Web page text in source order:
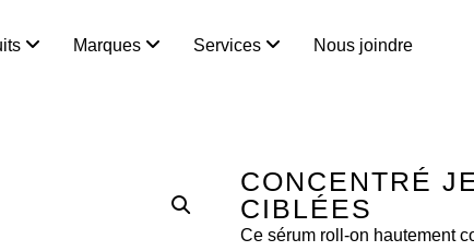
Marques Services Nous joindre
CONCENTRÉ
CIBLÉES
Ce sérum roll-on hautement